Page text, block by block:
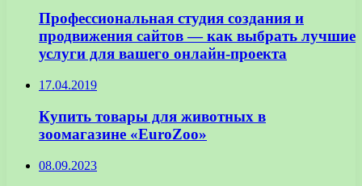
Профессиональная студия создания и
продвижения сайтов — как выбрать лучшие
услуги для вашего онлайн-проекта
17.04.2019
Купить товары для животных в
зоомагазине «EuroZoo»
08.09.2023